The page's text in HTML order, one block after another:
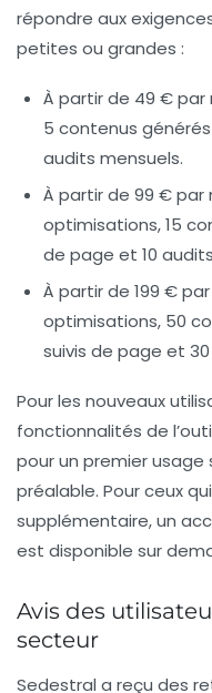
répondre aux
petites ou grandes :
À partir de 49 € par
5 contenus générés
audits mensuels.
À partir de 99 € par
optimisations, 15
de page et 10
À partir de 199 €
optimisations, 50
suivis de page et
Pour les nouveaux
fonctionnalités de
pour un premier usage
préalable. Pour ceux
supplémentaire, un
est disponible sur
Avis des
secteur
Sedestral a reçu des